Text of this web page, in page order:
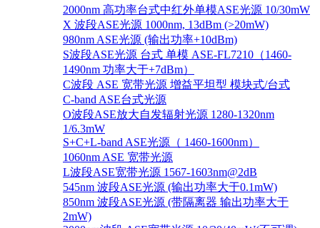
2000nm 高功率台式中红外单模ASE光源 10/30mW
X 波段ASE光源 1000nm, 13dBm (>20mW)
980nm ASE光源 (输出功率+10dBm)
S波段ASE光源 台式 单模 ASE-FL7210（1460-
1490nm 功率大于+7dBm）
C波段 ASE 宽带光源 增益平坦型 模块式/台式
C-band ASE台式光源
O波段ASE放大自发辐射光源 1280-1320nm
1/6.3mW
S+C+L-band ASE光源（ 1460-1600nm）
1060nm ASE 宽带光源
L波段ASE宽带光源 1567-1603nm@2dB
545nm 波段ASE光源 (输出功率大于0.1mW)
850nm 波段ASE光源 (带隔离器 输出功率大于
2mW)